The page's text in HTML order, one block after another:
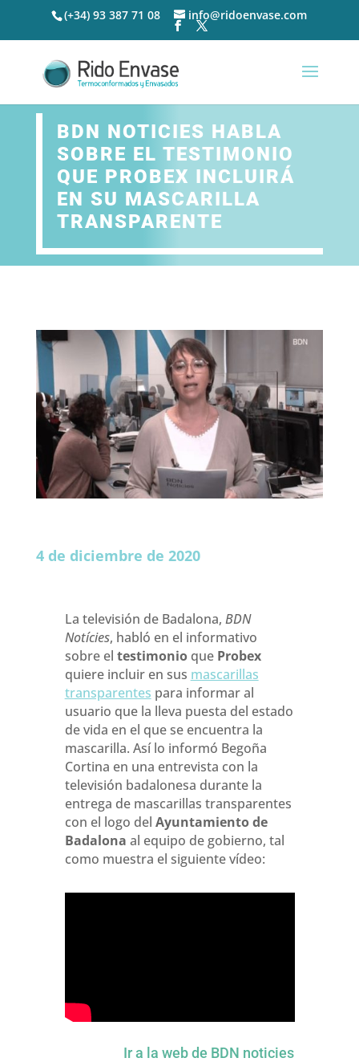
(+34) 93 387 71 08 info@ridoenvase.com
BDN NOTICIES HABLA
SOBRE EL TESTIMONIO
QUE PROBEX INCLUIRÁ
EN SU MASCARILLA
TRANSPARENTE
4 de diciembre de 2020
La televisión de Badalona, BDN
Notícies, habló en el informativo
sobre el testimonio que Probex
quiere incluir en sus mascarillas
transparentes para informar al
usuario que la lleva puesta del estado
de vida en el que se encuentra la
mascarilla. Así lo informó Begoña
Cortina en una entrevista con la
televisión badalonesa durante la
entrega de mascarillas transparentes
con el logo del Ayuntamiento de
Badalona al equipo de gobierno, tal
como muestra el siguiente vídeo:
Ir a la web de BDN noticies